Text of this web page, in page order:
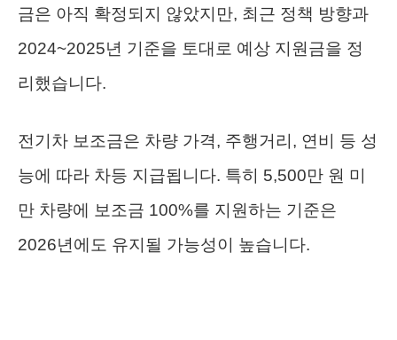
금은 아직 확정되지 않았지만, 최근 정책 방향과
2024~2025년 기준을 토대로 예상 지원금을 정
리했습니다.
전기차 보조금은 차량 가격, 주행거리, 연비 등 성
능에 따라 차등 지급됩니다. 특히 5,500만 원 미
만 차량에 보조금 100%를 지원하는 기준은
2026년에도 유지될 가능성이 높습니다.